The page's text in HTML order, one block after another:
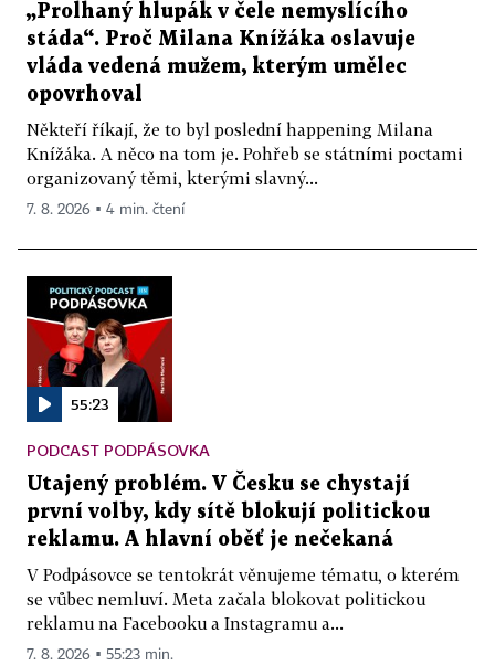
„Prolhaný hlupák v čele nemyslícího
stáda“. Proč Milana Knížáka oslavuje
vláda vedená mužem, kterým umělec
opovrhoval
Někteří říkají, že to byl poslední happening Milana
Knížáka. A něco na tom je. Pohřeb se státními poctami
organizovaný těmi, kterými slavný...
7. 8. 2026 ▪ 4 min. čtení
55:23
PODCAST PODPÁSOVKA
Utajený problém. V Česku se chystají
první volby, kdy sítě blokují politickou
reklamu. A hlavní oběť je nečekaná
V Podpásovce se tentokrát věnujeme tématu, o kterém
se vůbec nemluví. Meta začala blokovat politickou
reklamu na Facebooku a Instagramu a...
7. 8. 2026 ▪ 55:23 min.